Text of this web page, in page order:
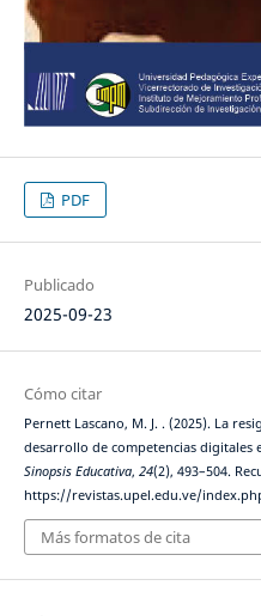
PDF
Publicado
2025-09-23
Cómo citar
Pernett Lascano, M. J. . (2025). La
desarrollo de competencias digitales
Sinopsis Educativa, 24(2), 493–504.
https://revistas.upel.edu.ve/
Más formatos de cita